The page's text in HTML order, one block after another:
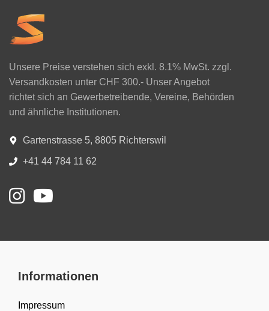
Unsere Preise verstehen sich exkl. 8.1% MwSt. zzgl.
Versandkosten unter CHF 300.- Unser Angebot
richtet sich an Gewerbetreibende, Vereine, Behörden
und ähnliche Institutionen.
Gartenstrasse 5, 8805 Richterswil
+41 44 784 11 62
Informationen
Impressum